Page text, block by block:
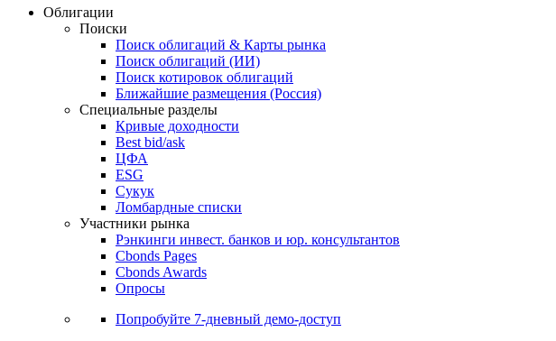
Облигации
Поиски
Поиск облигаций & Карты рынка
Поиск облигаций (ИИ)
Поиск котировок облигаций
Ближайшие размещения (Россия)
Специальные разделы
Кривые доходности
Best bid/ask
ЦФА
ESG
Сукук
Ломбардные списки
Участники рынка
Рэнкинги инвест. банков и юр. консультантов
Cbonds Pages
Cbonds Awards
Опросы
Попробуйте 7-дневный демо-доступ